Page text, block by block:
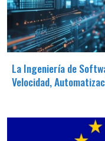
La Ingeniería de
Velocidad,